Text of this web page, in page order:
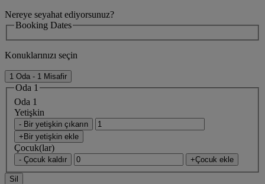
Nereye seyahat ediyorsunuz?
Booking Dates
Konuklarınızı seçin
1 Oda - 1 Misafir
Oda 1
Oda 1
Yetişkin
- Bir yetişkin çıkarın
+Bir yetişkin ekle
Çocuk(lar)
- Çocuk kaldır +Çocuk ekle
Sil